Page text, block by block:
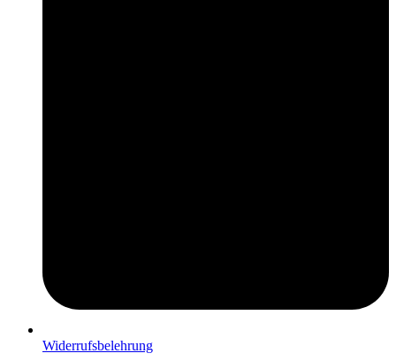
Widerrufsbelehrung